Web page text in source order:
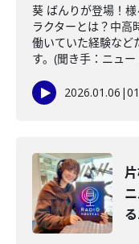
葵 ばんりが登場！
ラクターとは？中高
働いていた経験など
す。(聞き手：ニュ
2026.01.06 |